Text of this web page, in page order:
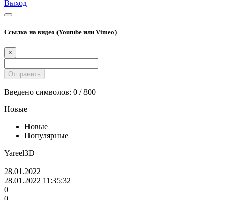
Выход
Ссылка на видео (Youtube или Vimeo)
×
Введено символов: 0 / 800
Новые
Новые
Популярные
Yareel3D
28.01.2022
28.01.2022 11:35:32
0